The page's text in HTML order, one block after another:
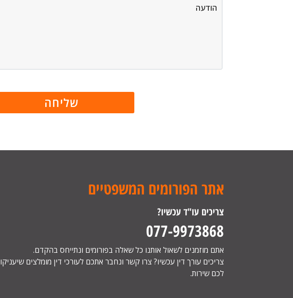
אתר הפורומים המשפטיים
צריכים עו"ד עכשיו?
077-9973868
אתם מוזמנים לשאול אותנו כל שאלה בפורומים ונתייחס בהקדם.
צריכים עורך דין עכשיו? צרו קשר ונחבר אתכם לעורכי דין מומלצים שיעניקו
לכם שירות.